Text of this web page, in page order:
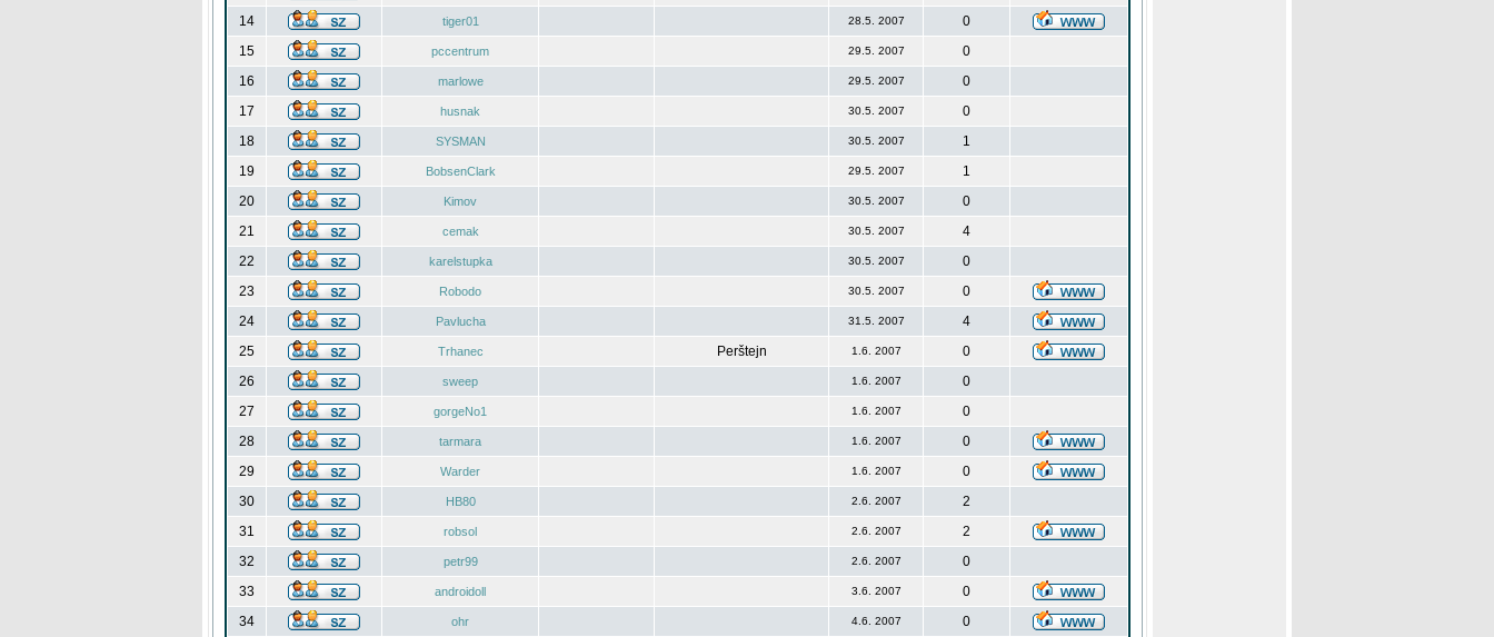
14
tiger01 28.5. 2007
0
15
pccentrum 29.5. 2007
0
16
marlowe 29.5. 2007
0
17
husnak 30.5. 2007
0
18
SYSMAN 30.5. 2007
1
19
BobsenClark 29.5. 2007
1
20
Kimov 30.5. 2007
0
21
cemak 30.5. 2007
4
22
karelstupka 30.5. 2007
0
23
Robodo 30.5. 2007
0
24
Pavlucha 31.5. 2007
4
25
Trhanec Perštejn 1.6. 2007
0
26
sweep 1.6. 2007
0
27
gorgeNo1 1.6. 2007
0
28
tarmara 1.6. 2007
0
29
Warder 1.6. 2007
0
30
HB80 2.6. 2007
2
31
robsol 2.6. 2007
2
32
petr99 2.6. 2007
0
33
androidoll 3.6. 2007
0
34
ohr 4.6. 2007
0